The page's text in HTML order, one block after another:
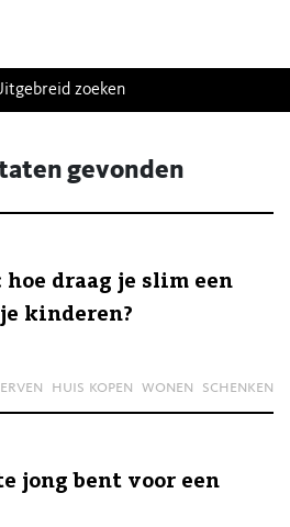
zoeken
gevonden
hoe draag je slim een
kinderen?
erven huis kopen wonen schenken
jong bent voor een